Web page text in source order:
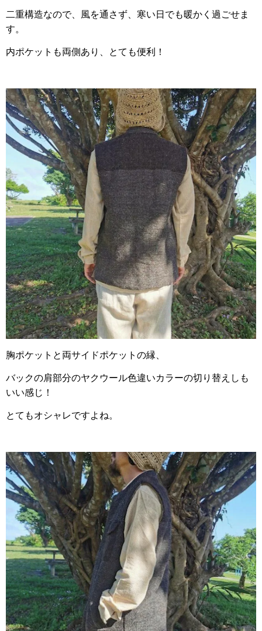
二重構造なので、風を通さず、寒い日でも暖かく過ごせま
す。
内ポケットも両側あり、とても便利！
胸ポケットと両サイドポケットの縁、
バックの肩部分のヤクウール色違いカラーの切り替えしも
いい感じ！
とてもオシャレですよね。